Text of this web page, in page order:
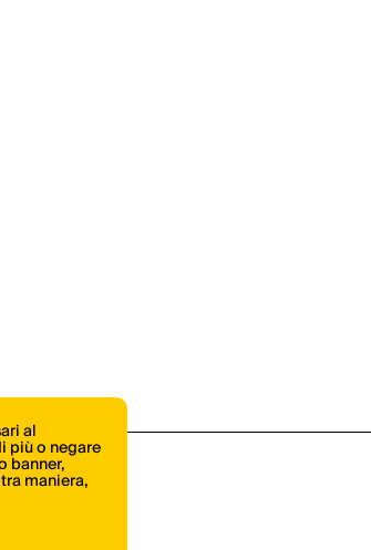
al
più o negare
banner,
maniera,